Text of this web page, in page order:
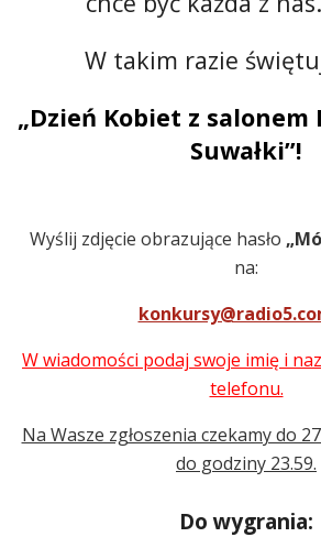
W takim razie
„Dzień Kobiet z salonem
Suwałki”!
Wyślij zdjęcie obrazujące hasło
na:
W wiadomości podaj swoje imię i
telefonu.
Na Wasze zgłoszenia czekamy do
do godziny 23.59.
Do wygrania: